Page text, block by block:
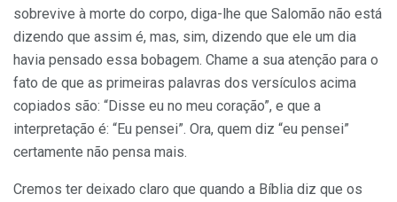
sobrevive à morte do corpo, diga-lhe que Salomão não está
dizendo que assim é, mas, sim, dizendo que ele um dia
havia pensado essa bobagem. Chame a sua atenção para o
fato de que as primeiras palavras dos versículos acima
copiados são: “Disse eu no meu coração”, e que a
interpretação é: “Eu pensei”. Ora, quem diz “eu pensei”
certamente não pensa mais.
Cremos ter deixado claro que quando a Bíblia diz que os